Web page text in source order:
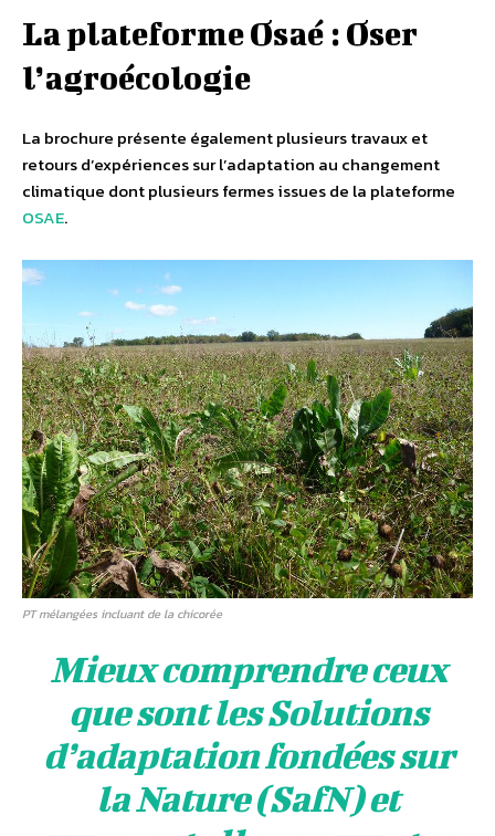
La plateforme Osaé : Oser
l’agroécologie
La brochure présente également plusieurs travaux et
retours d’expériences sur l’adaptation au changement
climatique dont plusieurs fermes issues de la plateforme
OSAE.
PT mélangées incluant de la chicorée
Mieux comprendre ceux
que sont les Solutions
d’adaptation fondées sur
la Nature (SafN) et